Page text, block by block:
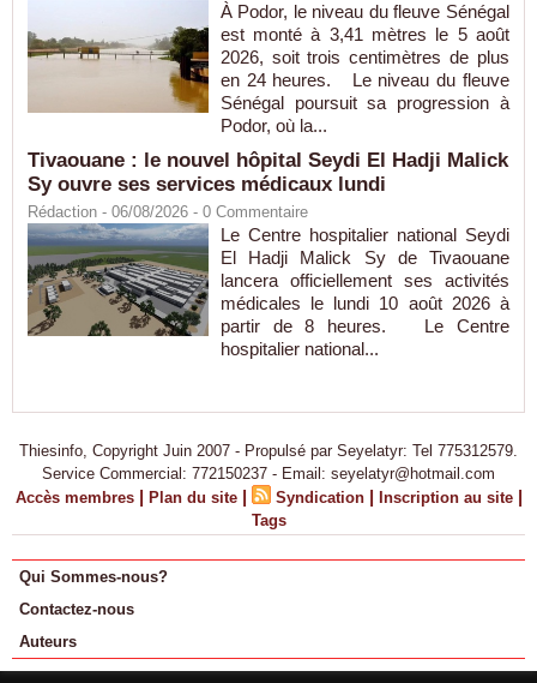
À Podor, le niveau du fleuve Sénégal
est monté à 3,41 mètres le 5 août
2026, soit trois centimètres de plus
en 24 heures. Le niveau du fleuve
Sénégal poursuit sa progression à
Podor, où la...
Tivaouane : le nouvel hôpital Seydi El Hadji Malick
Sy ouvre ses services médicaux lundi
Rédaction - 06/08/2026 - 0 Commentaire
Le Centre hospitalier national Seydi
El Hadji Malick Sy de Tivaouane
lancera officiellement ses activités
médicales le lundi 10 août 2026 à
partir de 8 heures. Le Centre
hospitalier national...
Thiesinfo, Copyright Juin 2007 - Propulsé par Seyelatyr: Tel 775312579.
Service Commercial: 772150237 - Email: seyelatyr@hotmail.com
Accès membres | Plan du site | Syndication | Inscription au site |
Tags
Qui Sommes-nous?
Contactez-nous
Auteurs